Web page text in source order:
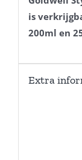
is
200ml en
Extra